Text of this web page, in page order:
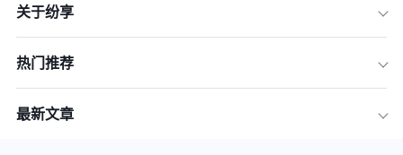
关于纷享
热门推荐
最新文章